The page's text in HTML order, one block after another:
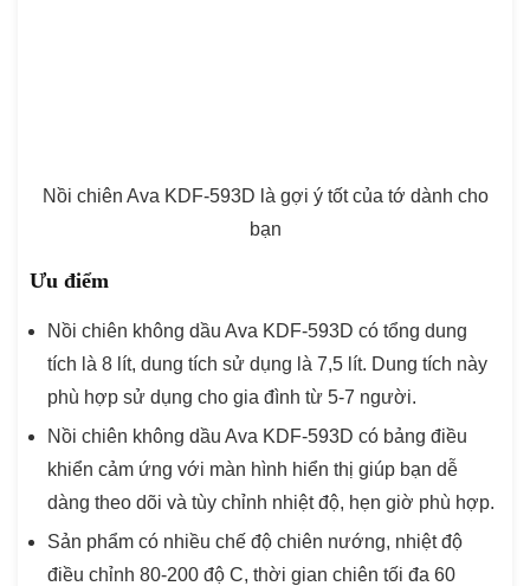
Nồi chiên Ava KDF-593D là gợi ý tốt của tớ dành cho
bạn
Ưu điểm
Nồi chiên không dầu Ava KDF-593D có tổng dung
tích là 8 lít, dung tích sử dụng là 7,5 lít. Dung tích này
phù hợp sử dụng cho gia đình từ 5-7 người.
Nồi chiên không dầu Ava KDF-593D có bảng điều
khiển cảm ứng với màn hình hiển thị giúp bạn dễ
dàng theo dõi và tùy chỉnh nhiệt độ, hẹn giờ phù hợp.
Sản phẩm có nhiều chế độ chiên nướng, nhiệt độ
điều chỉnh 80-200 độ C, thời gian chiên tối đa 60